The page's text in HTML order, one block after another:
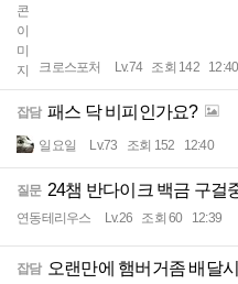
크로스포처 Lv.74 조회 142 12:40
잡담 패스 닥 비피인가요?
일요일 Lv.73 조회 152 12:40
질문 24챔 반다이크 백금 구걸
연동테리우스 Lv.26 조회 60 12:39
잡담 오랜만에 햄버거좀 배달